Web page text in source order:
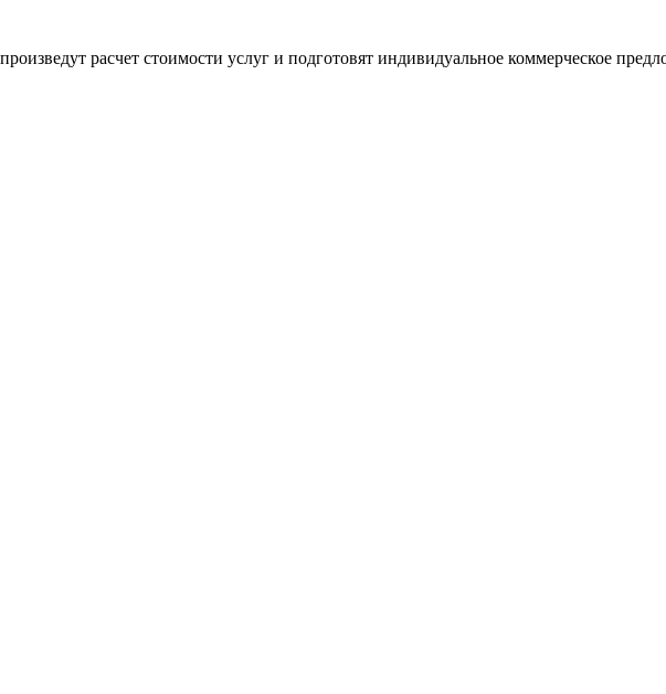
расчет стоимости услуг и подготовят индивидуальное коммерческое